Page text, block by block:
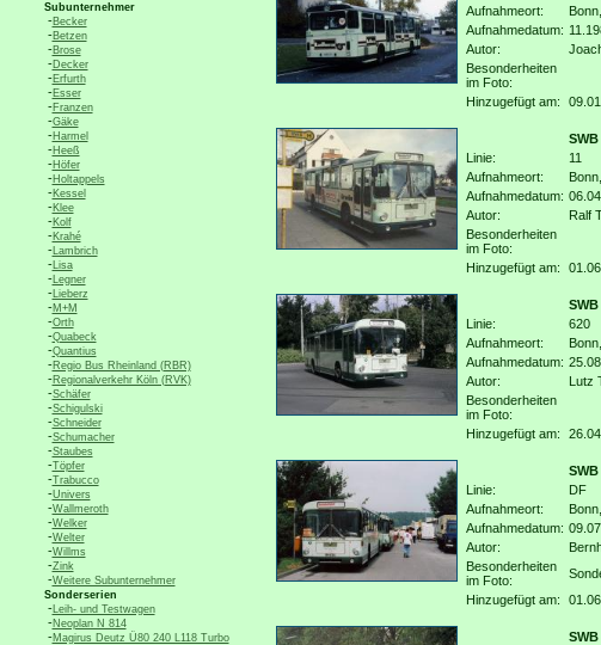
Subunternehmer
-Becker
-Betzen
-Brose
-Decker
-Erfurth
-Esser
-Franzen
-Gäke
-Harmel
-Heeß
-Höfer
-Holtappels
-Kessel
-Klee
-Kolf
-Krahé
-Lambrich
-Lisa
-Legner
-Lieberz
-M+M
-Orth
-Quabeck
-Quantius
-Regio Bus Rheinland (RBR)
-Regionalverkehr Köln (RVK)
-Schäfer
-Schigulski
-Schneider
-Schumacher
-Staubes
-Töpfer
-Trabucco
-Univers
-Wallmeroth
-Welker
-Welter
-Willms
-Zink
-Weitere Subunternehmer
Sonderserien
-Leih- und Testwagen
-Neoplan N 814
-Magirus Deutz Ü80 240 L118 Turbo
Aufnahmeort:
Aufnahmedatum:
Autor:
Besonderheiten
im Foto:
Hinzugefügt am:
SWB
Linie:
11
Aufnahmeort:
Aufnahmedatum:
Autor:
Ralf
Besonderheiten
im Foto:
Hinzugefügt am:
SWB
Linie:
620
Aufnahmeort:
Aufnahmedatum:
Autor:
Lutz
Besonderheiten
im Foto:
Hinzugefügt am:
SWB
Linie:
DF
Aufnahmeort:
Aufnahmedatum:
Autor:
Besonderheiten
im Foto:
Hinzugefügt am:
SWB